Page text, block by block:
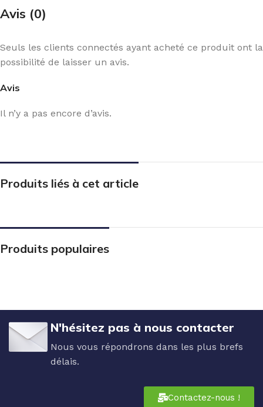
Avis (0)
Avis
Il n’y a pas encore d’avis.
Seuls les clients connectés ayant acheté ce produit ont la
possibilité de laisser un avis.
Produits liés à cet article
Produits populaires
N'hésitez pas à nous contacter
Nous vous répondrons dans les plus brefs
délais.
Contactez-nous !